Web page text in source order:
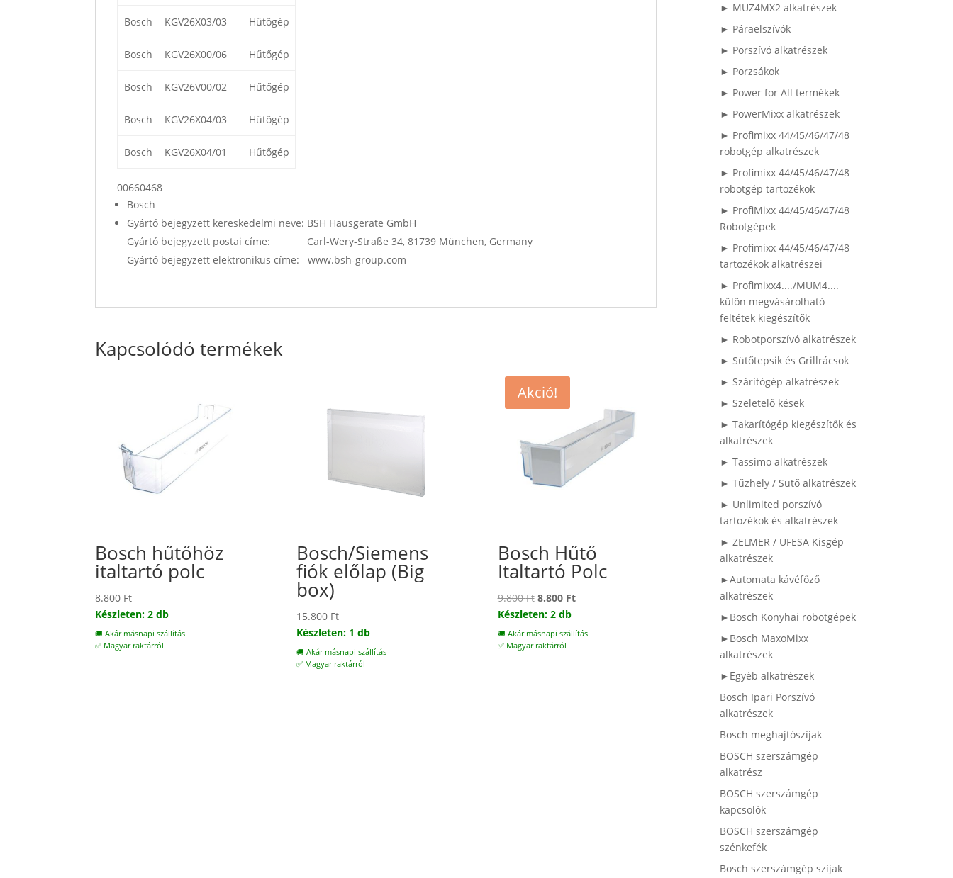
Bosch KGV26X03/03 Hűtőgép
Bosch KGV26X00/06 Hűtőgép
Bosch KGV26V00/02 Hűtőgép
Bosch KGV26X04/03 Hűtőgép
Bosch KGV26X04/01 Hűtőgép
00660468
Bosch
Gyártó bejegyzett kereskedelmi neve: BSH Hausgeräte GmbH
Gyártó bejegyzett postai címe: Carl-Wery-Straße 34, 81739 München, Germany
Gyártó bejegyzett elektronikus címe: www.bsh-group.com
Kapcsolódó termékek
Bosch hűtőhöz
italtartó polc
8.800 Ft
Készleten: 2 db
🚚 Akár másnapi szállítás
✅ Magyar raktárról
Bosch/Siemens
fiók előlap (Big
box)
15.800 Ft
Készleten: 1 db
🚚 Akár másnapi szállítás
✅ Magyar raktárról
Akció!
Bosch Hűtő
Italtartó Polc
9.800Ft Original
price
was:
9.800 Ft.
8.800 FtCurrent
is:
Készleten: 2 db
🚚 Akár másnapi szállítás
✅ Magyar raktárról
► MUZ4MX2 alkatrészek
► Páraelszívók
► Porszívó alkatrészek
► Porzsákok
► Power for All termékek
► PowerMixx alkatrészek
► Profimixx 44/45/46/47/48
robotgép alkatrészek
► Profimixx 44/45/46/47/48
robotgép tartozékok
► ProfiMixx 44/45/46/47/48
Robotgépek
► Profimixx 44/45/46/47/48
tartozékok alkatrészei
► Profimixx4..../MUM4....
külön megvásárolható
feltétek kiegészítők
► Robotporszívó alkatrészek
► Sütőtepsik és Grillrácsok
► Szárítógép alkatrészek
► Szeletelő kések
► Takarítógép kiegészítők és
alkatrészek
► Tassimo alkatrészek
► Tűzhely / Sütő alkatrészek
► Unlimited porszívó
tartozékok és alkatrészek
► ZELMER / UFESA Kisgép
alkatrészek
►Automata kávéfőző
alkatrészek
►Bosch Konyhai robotgépek
►Bosch MaxoMixx
alkatrészek
►Egyéb alkatrészek
Bosch Ipari Porszívó
alkatrészek
Bosch meghajtószíjak
BOSCH szerszámgép
alkatrész
BOSCH szerszámgép
kapcsolók
BOSCH szerszámgép
szénkefék
Bosch szerszámgép szíjak